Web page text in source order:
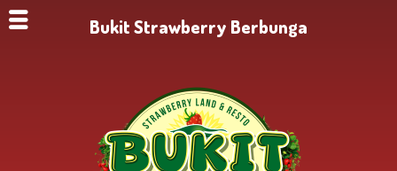
Bukit Strawberry Berbunga